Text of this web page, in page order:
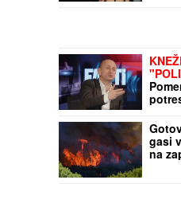
gasi
na